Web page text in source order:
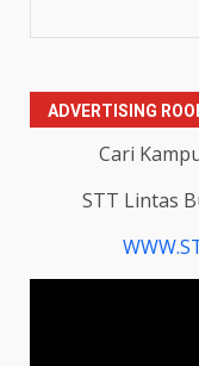
ADVERTISING
Cari
STT Lintas